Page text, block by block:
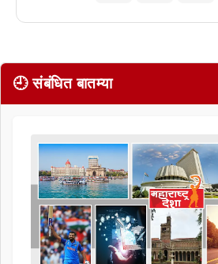
🕘 संबंधित बातम्या